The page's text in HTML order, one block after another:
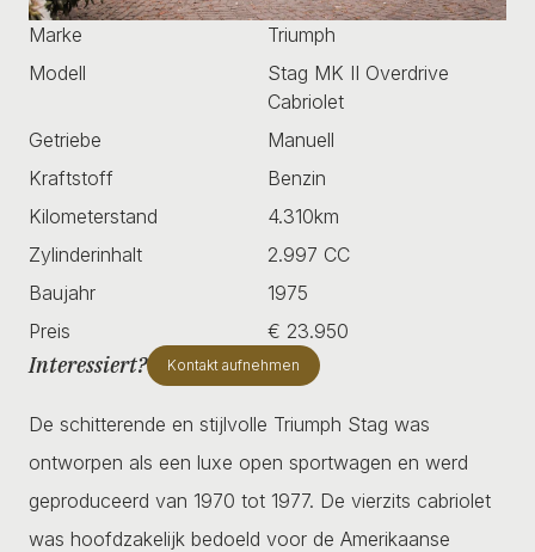
Marke
Triumph
Modell
Stag MK II Overdrive
Cabriolet
Getriebe
Manuell
Kraftstoff
Benzin
Kilometerstand
4.310km
Zylinderinhalt
2.997 CC
Baujahr
1975
Preis
€ 23.950
Interessiert? Kontakt aufnehmen
De schitterende en stijlvolle Triumph Stag was
ontworpen als een luxe open sportwagen en werd
geproduceerd van 1970 tot 1977. De vierzits cabriolet
was hoofdzakelijk bedoeld voor de Amerikaanse